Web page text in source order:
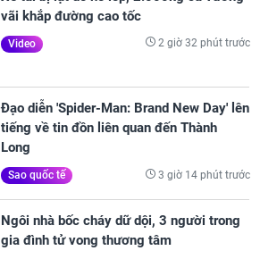
vãi khắp đường cao tốc
Video 2 giờ 32 phút trước
Đạo diễn 'Spider-Man: Brand New Day' lên
tiếng về tin đồn liên quan đến Thành
Long
Sao quốc tế 3 giờ 14 phút trước
Ngôi nhà bốc cháy dữ dội, 3 người trong
gia đình tử vong thương tâm